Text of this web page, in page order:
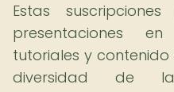
Estas
presentaciones
tutoriales y
diversidad de